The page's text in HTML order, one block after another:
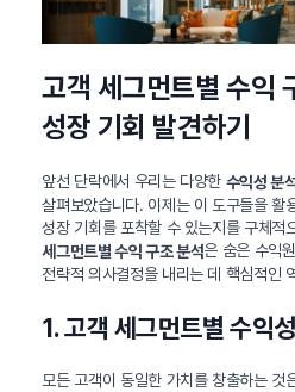
고객 세그먼트별 수익
성장 기회 발견하기
앞선 단락에서 우리는 다양한 수익성 분
살펴보았습니다. 이제는 이 도구들을 활
성장 기회를 포착할 수 있는지를 구체적
세그먼트별 수익 구조 분석은 숨은 수익
전략적 의사결정을 내리는 데 핵심적인
1. 고객 세그먼트별 수익
모든 고객이 동일한 가치를 창출하는 것